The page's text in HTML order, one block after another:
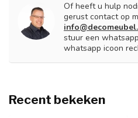
Of heeft u hulp
gerust contact op
stuur een
whatsapp icoon
Recent bekeken